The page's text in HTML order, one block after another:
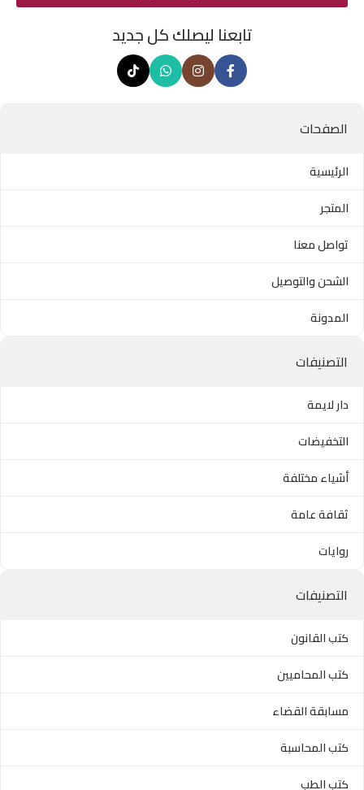
تابعنا ليصلك كل جديد
الصفحات
الرئيسية
المتجر
تواصل معنا
الشحن والتوصيل
المدونة
التصنيفات
دار لايمة
التخفيضات
أشياء مختلفة
ثقافة عامة
روايات
التصنيفات
كتب القانون
كتب المحاميين
مسابقة القضاء
كتب المحاسبة
كتب الطب